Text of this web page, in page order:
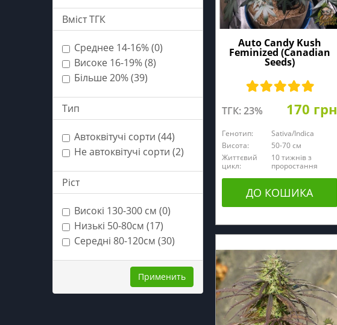
Вміст ТГК
Среднее 14-16% (0)
Високе 16-19% (8)
Більше 20% (39)
Тип
Автоквітучі сорти (44)
Не автоквітучі сорти (2)
Ріст
Високі 130-300 см (0)
Низькі 50-80см (17)
Середні 80-120см (30)
Применить
Auto Candy Kush
Feminized (Canadian
Seeds)
ТГК: 23% 170 грн
Генотип:
Sativa/Indica
Висота:
50-70 см
Життєвий
цикл:
10 тижнів з
проростання
ДО КОШИКА